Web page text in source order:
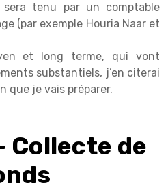
tenu par un comptable
(par exemple Houria Naar et
et long terme, qui vont
substantiels, j’en citerai
que je vais préparer.
Collecte de